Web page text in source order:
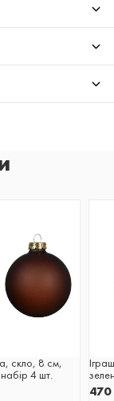
скло, 8 см,
4 шт.
470